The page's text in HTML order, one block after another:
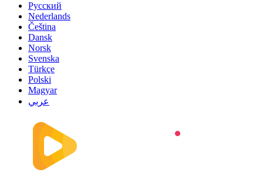
Русский
Nederlands
Čeština
Dansk
Norsk
Svenska
Türkçe
Polski
Magyar
عربي